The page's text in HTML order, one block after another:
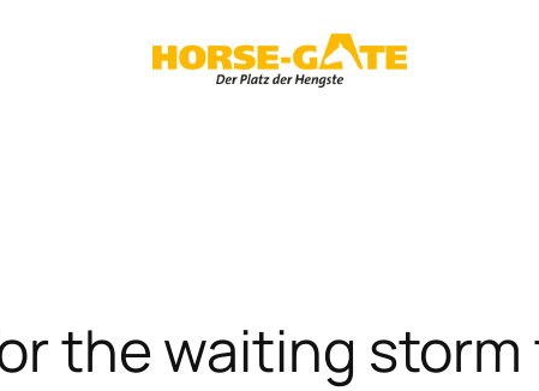
the waiting storm